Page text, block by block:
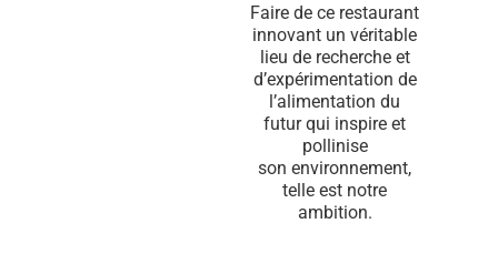
Faire de ce restaurant
innovant un véritable
lieu de recherche et
d’expérimentation de
l’alimentation du
futur qui inspire et
pollinise
son environnement,
telle est notre
ambition.